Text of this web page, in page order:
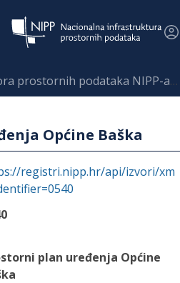
prostornih podataka NIPP-a
Općine Baška
registri.nipp.hr/api/izvori/xm
plan uređenja Općine